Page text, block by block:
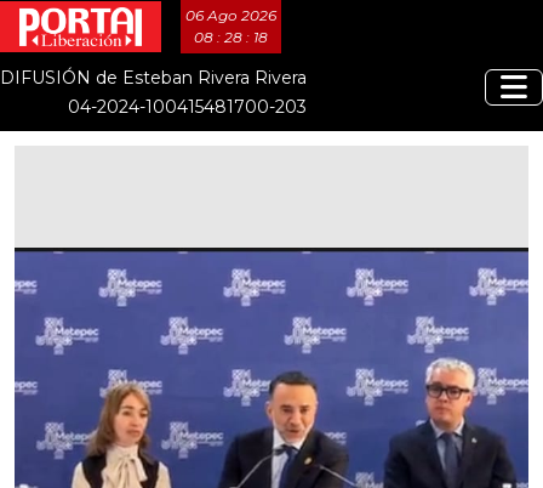
06 Ago 2026
08 : 28 : 19
DIFUSIÓN de Esteban Rivera Rivera
04-2024-100415481700-203